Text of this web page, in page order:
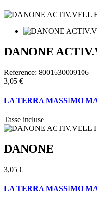
DANONE
Reference: 8001630009106
3,05 €
LA TERRA MASSIMO
Tasse incluse
DANONE
3,05 €
LA TERRA MASSIMO